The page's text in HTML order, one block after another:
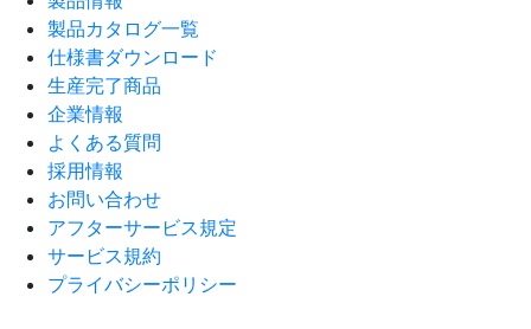
製品カタログ一覧
仕様書ダウンロード
生産完了商品
企業情報
よくある質問
採用情報
お問い合わせ
アフターサービス規定
サービス規約
プライバシーポリシー